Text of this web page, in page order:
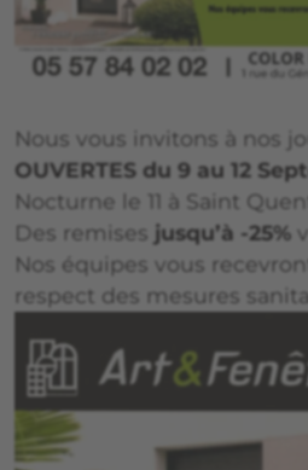
Nous vous invitons à nos
OUVERTES du 9 au 12
Nocturne le 11 à Saint
Des remises jusqu’à -25%
Nos équipes vous
respect des mesures